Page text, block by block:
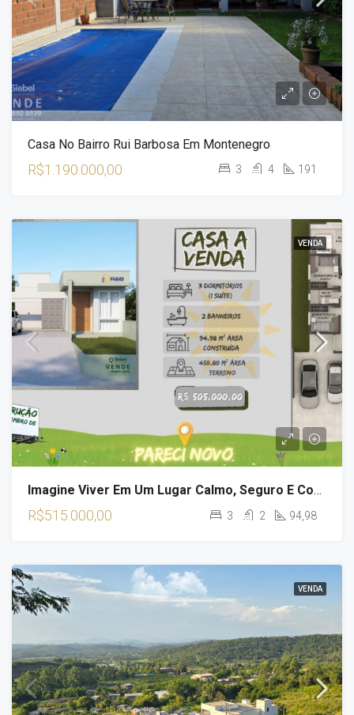
Casa No Bairro Rui Barbosa Em Montenegro
R$1.190.000,00 3 4 191
VENDA
Imagine Viver Em Um Lugar Calmo, Seguro E Com Vista Privilegiada.
R$515.000,00 3 2 94,98
VENDA